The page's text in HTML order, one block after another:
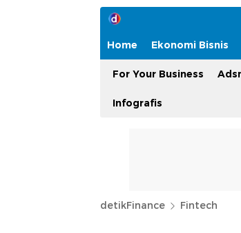
Home Ekonomi Bisnis
For Your Business
Infografis
detikFinance Fintech